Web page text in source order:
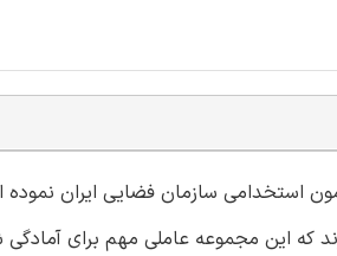
استخدامی سازمان فضایی ایران
که این مجموعه عاملی مهم برای آمادگی